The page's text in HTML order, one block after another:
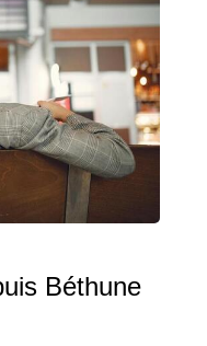
Béthune